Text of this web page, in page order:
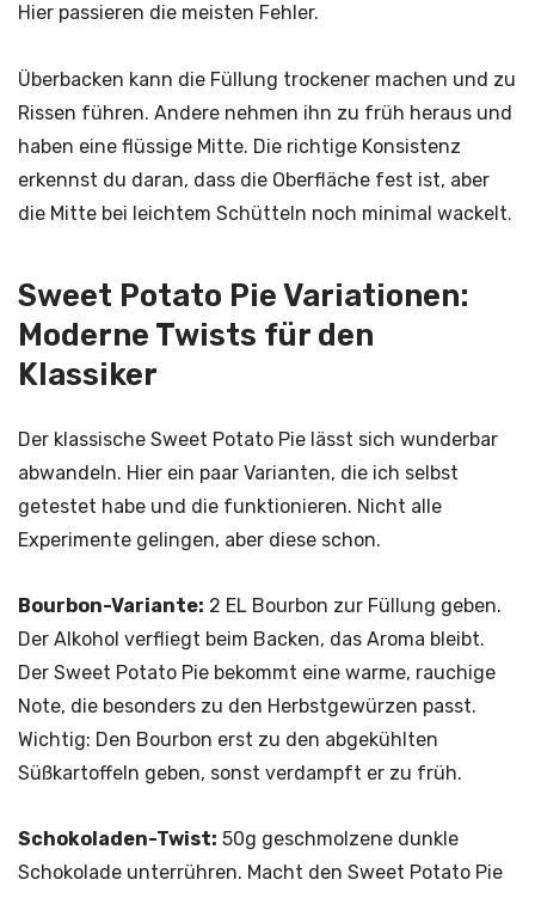
Hier passieren die meisten Fehler.
Überbacken kann die Füllung trockener machen und zu
Rissen führen. Andere nehmen ihn zu früh heraus und
haben eine flüssige Mitte. Die richtige Konsistenz
erkennst du daran, dass die Oberfläche fest ist, aber
die Mitte bei leichtem Schütteln noch minimal wackelt.
Sweet Potato Pie Variationen:
Moderne Twists für den
Klassiker
Der klassische Sweet Potato Pie lässt sich wunderbar
abwandeln. Hier ein paar Varianten, die ich selbst
getestet habe und die funktionieren. Nicht alle
Experimente gelingen, aber diese schon.
Bourbon-Variante: 2 EL Bourbon zur Füllung geben.
Der Alkohol verfliegt beim Backen, das Aroma bleibt.
Der Sweet Potato Pie bekommt eine warme, rauchige
Note, die besonders zu den Herbstgewürzen passt.
Wichtig: Den Bourbon erst zu den abgekühlten
Süßkartoffeln geben, sonst verdampft er zu früh.
Schokoladen-Twist: 50g geschmolzene dunkle
Schokolade unterrühren. Macht den Sweet Potato Pie